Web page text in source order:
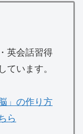
英会話習得
ています。
」の作り方
ら